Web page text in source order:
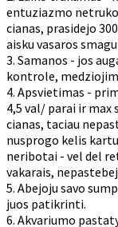
entuziazmo
cianas, prasidejo
aisku vasaros
3. Samanos - jos
kontrole,
4. Apsvietimas -
4,5 val/ parai ir max
cianas, taciau
nusprogo kelis
neribotai - vel del
vakarais,
5. Abejoju savo
juos patikrinti.
6. Akvariumo